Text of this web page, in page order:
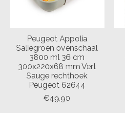
Peugeot Appolia
Saliegroen ovenschaal
3800 ml 36 cm
300x220x68 mm Vert
Sauge rechthoek
Peugeot 62644
€49,90